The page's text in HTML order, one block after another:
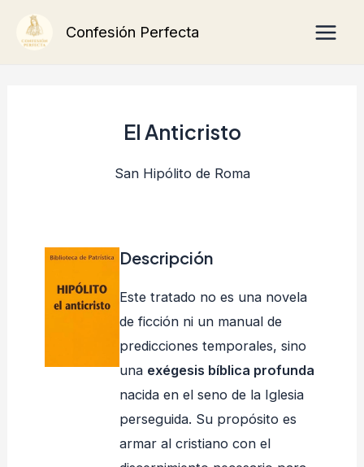
Confesión Perfecta
El Anticristo
San Hipólito de Roma
Descripción
Este tratado no es una novela
de ficción ni un manual de
predicciones temporales, sino
una exégesis bíblica profunda
nacida en el seno de la Iglesia
perseguida. Su propósito es
armar al cristiano con el